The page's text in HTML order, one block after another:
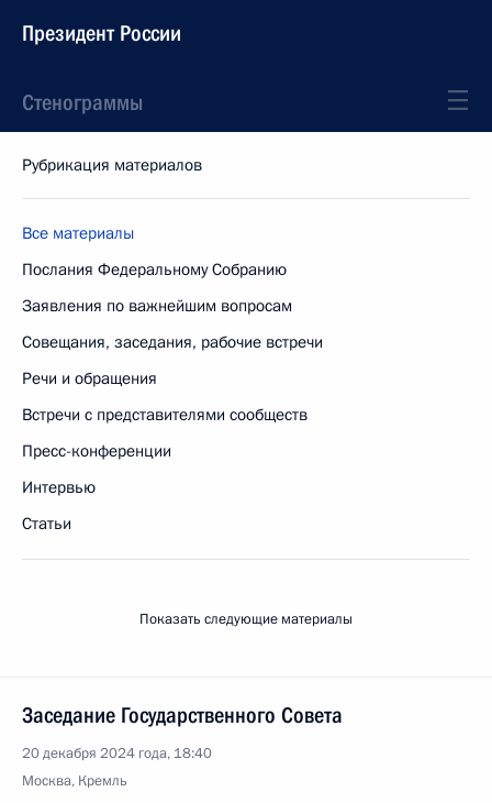
Президент России
Стенограммы
Рубрикация материалов
Все материалы
Послания Федеральному Собранию
Заявления по важнейшим вопросам
Совещания, заседания, рабочие встречи
Речи и обращения
Встречи с представителями сообществ
Пресс-конференции
Интервью
Статьи
Показать следующие материалы
Заседание Государственного Совета
20 декабря 2024 года, 18:40
Москва, Кремль